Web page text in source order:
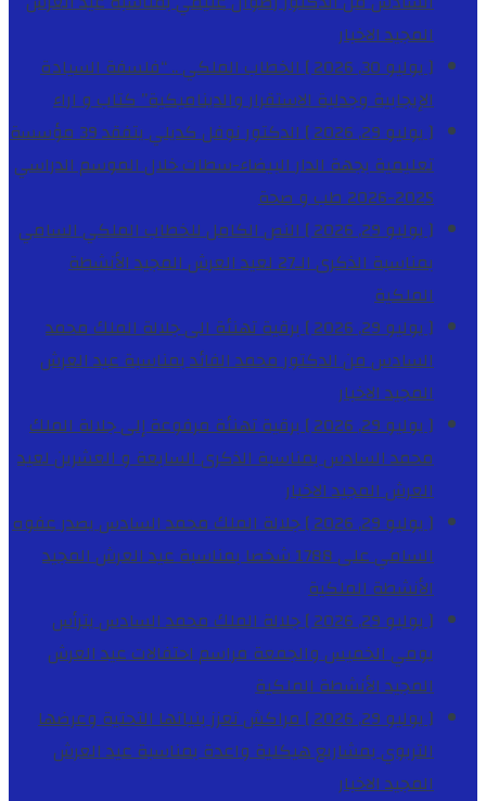
المجيدالاخبار
[ يوليو 30, 2026 ]
الخطاب الملكي .. “فلسفة السيادة
الإيجابية وجدلية الاستقرار والديناميكية”كتاب و اراء
[ يوليو 29, 2026 ]
الدكتور نوفل كديلي يتفقد 39 مؤسسة
تعليمية بجهة الدار البيضاء-سطات خلال الموسم الدراسي
2025-2026
طب و صحة
[ يوليو 29, 2026 ]
النص الكامل للخطاب الملكي السامي
بمناسبة الذكرى الـ27 لعيد العرش المجيد
الأنشطة
الملكية
[ يوليو 29, 2026 ]
برقية تهنئة الى جلالة الملك محمد
السادس من الدكتور محمد الفائد بمناسبة عيد العرش
المجيدالاخبار
[ يوليو 29, 2026 ]
برقية تهنئة مرفوعة إلى جلالة الملك
محمد السادس بمناسبة الذكرى السابعة و العشرين لعيد
العرش المجيدالاخبار
[ يوليو 29, 2026 ]
جلالة الملك محمد السادس يصدر عفوه
السامي على 1788 شخصا بمناسبة عيد العرش المجيد
الأنشطة الملكية
[ يوليو 29, 2026 ]
جلالة الملك محمد السادس يترأس
يومي الخميس والجمعة مراسم احتفالات عيد العرش
المجيدالأنشطة الملكية
[ يوليو 29, 2026 ]
مراكش تعزز بنياتها التحتية وعرضها
التربوي بمشاريع هيكلية واعدة بمناسبة عيد العرش
المجيدالاخبار